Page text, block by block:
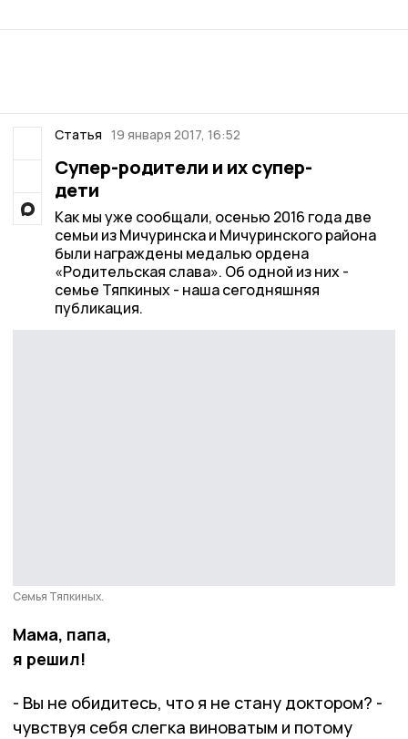
Статья 19 января 2017, 16:52
Супер-родители и их супер-
дети
Как мы уже сообщали, осенью 2016 года две
семьи из Мичуринска и Мичуринского района
были награждены медалью ордена
«Родительская слава». Об одной из них -
семье Тяпкиных - наша сегодняшняя
публикация.
Семья Тяпкиных.
Мама, папа,
я решил!
- Вы не обидитесь, что я не стану доктором? -
чувствуя себя слегка виноватым и потому